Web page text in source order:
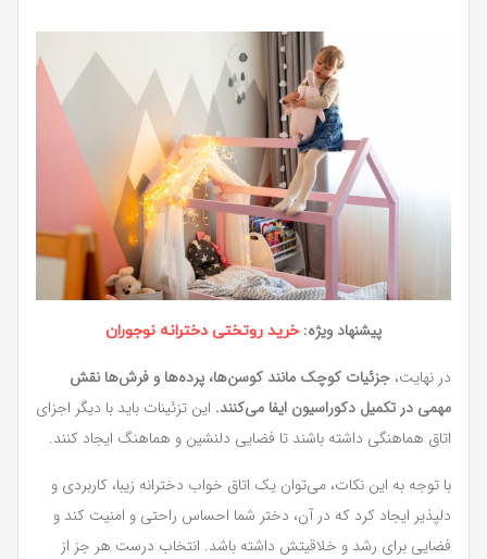
پیشنهاد ویژه: خرید روتختی دخترانه نوجوران
در نهایت، جزئیات کوچک مانند کوسن‌ها، پرده‌ها و فرش‌ها نقش
مهمی در تکمیل دکوراسیون ایفا می‌کنند. این تزئینات باید با دیگر اجزای
اتاق هماهنگی داشته باشند تا فضایی دلنشین و هماهنگ ایجاد کنند.
با توجه به این نکات، می‌توان یک اتاق خواب دخترانه زیبا، کاربردی و
دلپذیر ایجاد کرد که در آن، دختر شما احساس راحتی و امنیت کند و
فضایی برای رشد و خلاقیتش داشته باشد. انتخاب درست هر جز از